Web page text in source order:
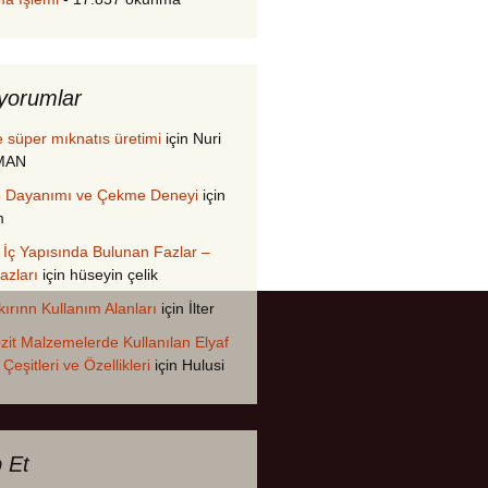
süper mıknatıs üretimi için Nuri
ve Çekme Deneyi için
Yapısında Bulunan Fazlar –
için hüseyin çelik
Kullanım Alanları için İlter
Malzemelerde Kullanılan Elyaf
ve Özellikleri için Hulusi
Et